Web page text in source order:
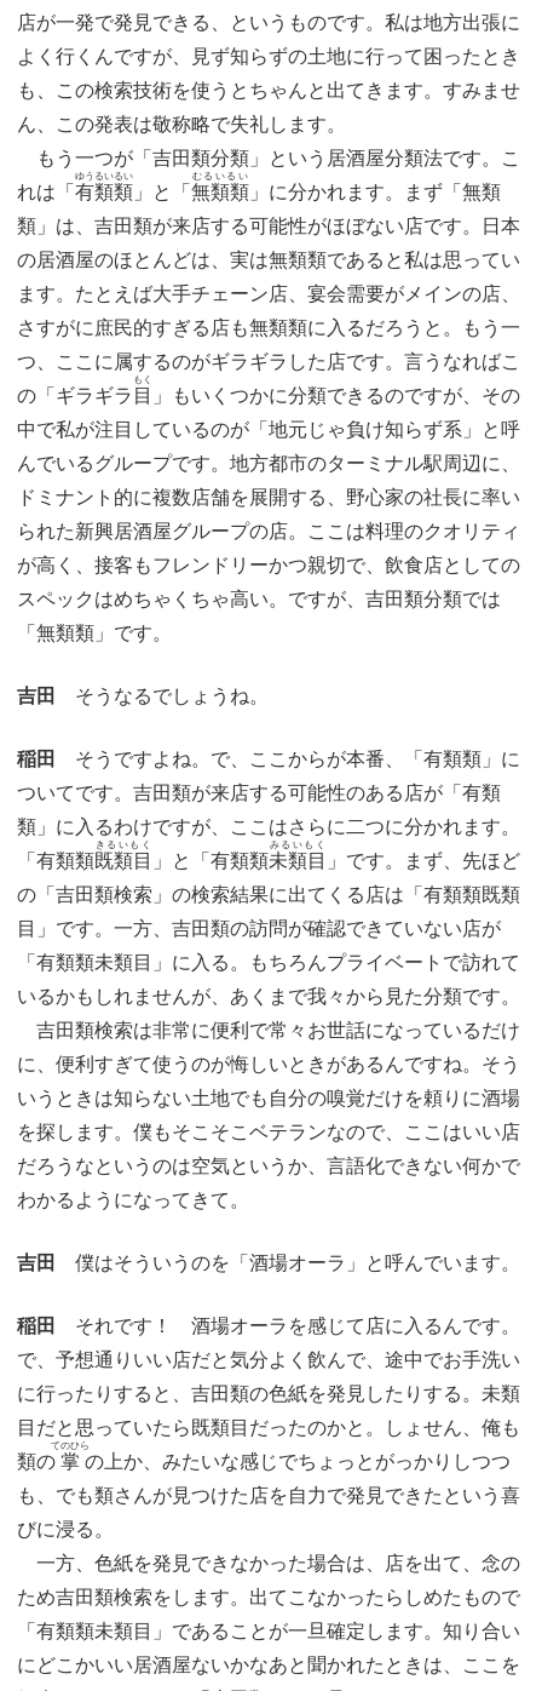
店が一発で発見できる、というものです。私は地方出張に
よく行くんですが、見ず知らずの土地に行って困ったとき
も、この検索技術を使うとちゃんと出てきます。すみませ
ん、この発表は敬称略で失礼します。
もう一つが「吉田類分類」という居酒屋分類法です。こ
れは「 有類類
ゆうるいるい
」と「 無類類
むるいるい
」に分かれます。まず「無類
類」は、吉田類が来店する可能性がほぼない店です。日本
の居酒屋のほとんどは、実は無類類であると私は思ってい
ます。たとえば大手チェーン店、宴会需要がメインの店、
さすがに庶民的すぎる店も無類類に入るだろうと。もう一
つ、ここに属するのがギラギラした店です。言うなればこ
の「ギラギラ 目
もく
」もいくつかに分類できるのですが、その
中で私が注目しているのが「地元じゃ負け知らず系」と呼
んでいるグループです。地方都市のターミナル駅周辺に、
ドミナント的に複数店舗を展開する、野心家の社長に率い
られた新興居酒屋グループの店。ここは料理のクオリティ
が高く、接客もフレンドリーかつ親切で、飲食店としての
スペックはめちゃくちゃ高い。ですが、吉田類分類では
「無類類」です。
吉田 そうなるでしょうね。
稲田 そうですよね。で、ここからが本番、「有類類」に
ついてです。吉田類が来店する可能性のある店が「有類
類」に入るわけですが、ここはさらに二つに分かれます。
「有類類既類目
きるいもく
」と「有類類未類目
みるいもく
」です。まず、先ほど
の「吉田類検索」の検索結果に出てくる店は「有類類既類
目」です。一方、吉田類の訪問が確認できていない店が
「有類類未類目」に入る。もちろんプライベートで訪れて
いるかもしれませんが、あくまで我々から見た分類です。
吉田類検索は非常に便利で常々お世話になっているだけ
に、便利すぎて使うのが悔しいときがあるんですね。そう
いうときは知らない土地でも自分の嗅覚だけを頼りに酒場
を探します。僕もそこそこベテランなので、ここはいい店
だろうなというのは空気というか、言語化できない何かで
わかるようになってきて。
吉田 僕はそういうのを「酒場オーラ」と呼んでいます。
稲田 それです！ 酒場オーラを感じて店に入るんです。
で、予想通りいい店だと気分よく飲んで、途中でお手洗い
に行ったりすると、吉田類の色紙を発見したりする。未類
目だと思っていたら既類目だったのかと。しょせん、俺も
類の 掌
てのひら
の上か、みたいな感じでちょっとがっかりしつつ
も、でも類さんが見つけた店を自力で発見できたという喜
びに浸る。
一方、色紙を発見できなかった場合は、店を出て、念の
ため吉田類検索をします。出てこなかったらしめたもので
「有類類未類目」であることが一旦確定します。知り合い
にどこかいい居酒屋ないかなあと聞かれたときは、ここを